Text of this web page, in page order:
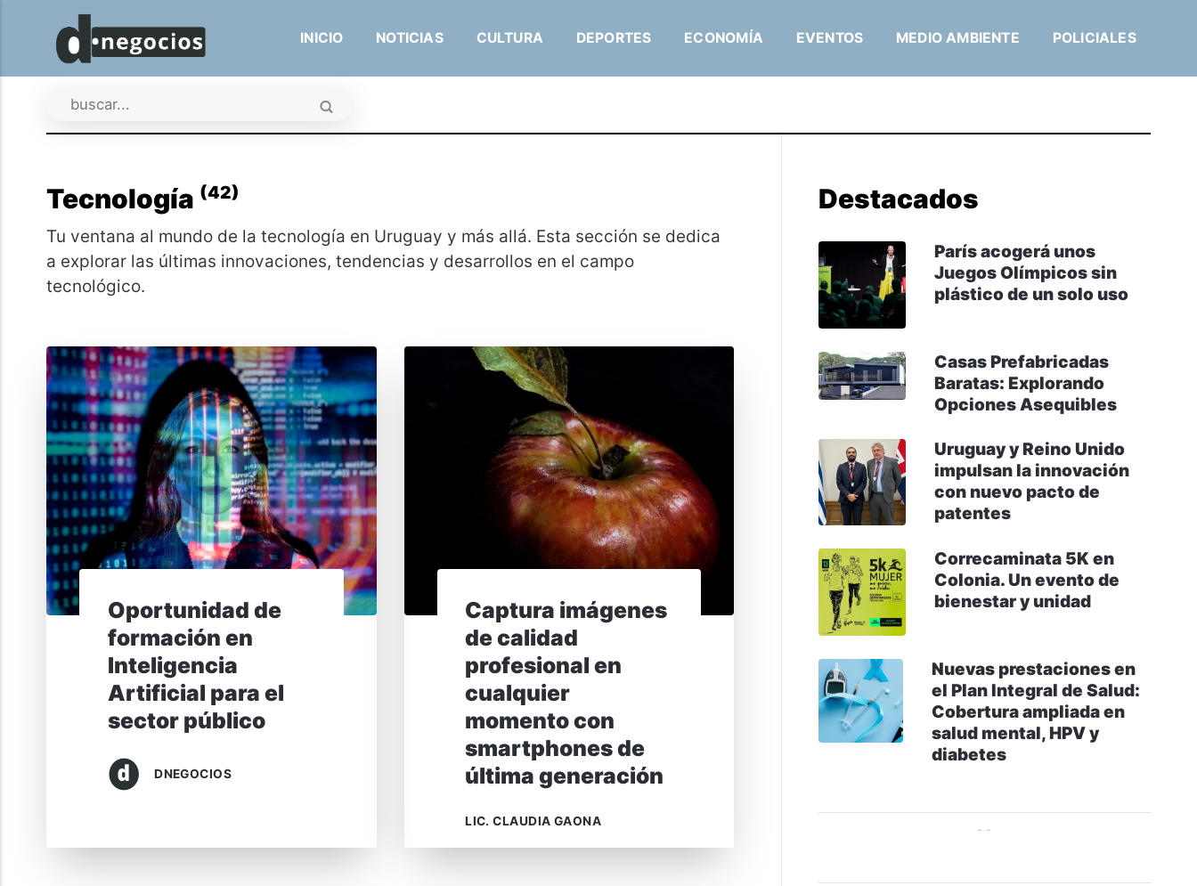
INICIO NOTICIAS CULTURA DEPORTES ECONOMÍA EVENTOS MEDIO AMBIENTE POLICIALES
Tecnología (42)
Tu ventana al mundo de la tecnología en Uruguay y más allá. Esta sección se dedica
a explorar las últimas innovaciones, tendencias y desarrollos en el campo
tecnológico.
Oportunidad de
formación en
Inteligencia
Artificial para el
sector público
DNEGOCIOS
Captura imágenes
de calidad
profesional en
cualquier
momento con
smartphones de
última generación
LIC. CLAUDIA GAONA
Destacados
París acogerá unos
Juegos Olímpicos sin
plástico de un solo uso
Casas Prefabricadas
Baratas: Explorando
Opciones Asequibles
Uruguay y Reino Unido
impulsan la innovación
con nuevo pacto de
patentes
Correcaminata 5K en
Colonia. Un evento de
bienestar y unidad
Nuevas prestaciones en
el Plan Integral de Salud:
Cobertura ampliada en
salud mental, HPV y
diabetes